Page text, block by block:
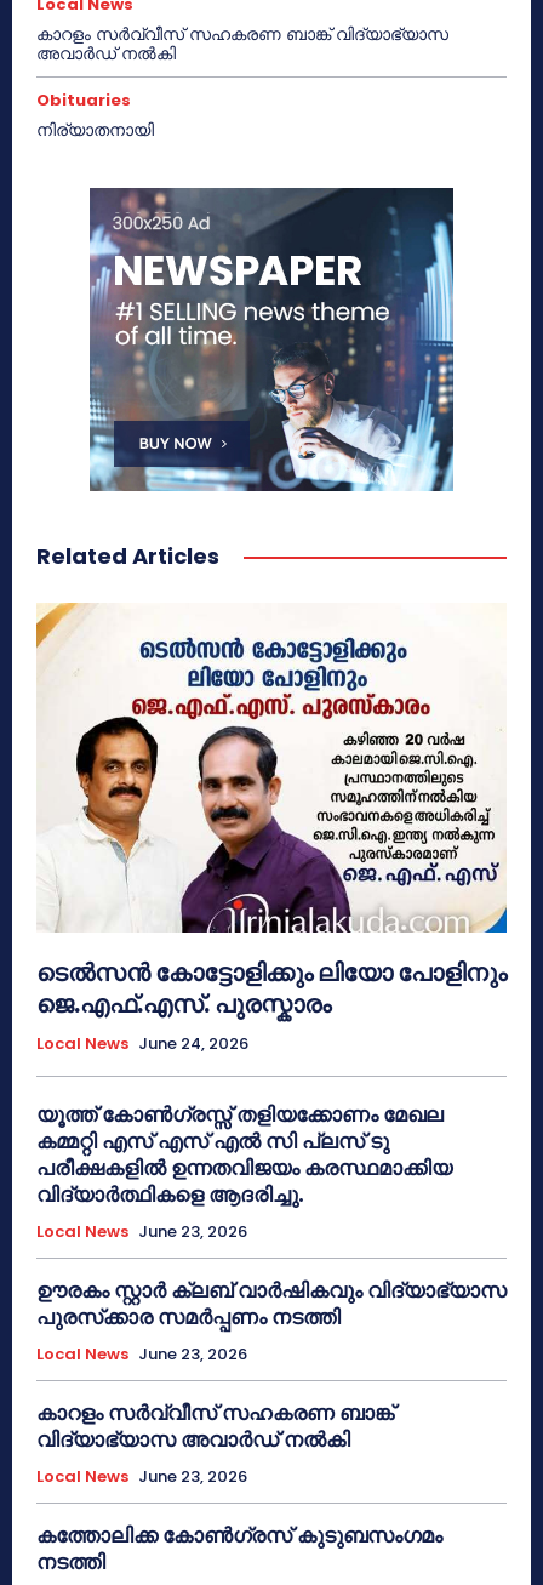
Local News
കാറളം സർവ്വീസ് സഹകരണ ബാങ്ക് വിദ്യാഭ്യാസ
അവാർഡ് നൽകി
Obituaries
നിര്യാതനായി
Related Articles
ടെൽസൻ കോട്ടോളിക്കും ലിയോ പോളിനും
ജെ.എഫ്.എസ്. പുരസ്കാരം
Local News June 24, 2026
യൂത്ത് കോൺഗ്രസ്സ് തളിയക്കോണം മേഖല
കമ്മറ്റി എസ് എസ് എൽ സി പ്ലസ് ടു
പരീക്ഷകളിൽ ഉന്നതവിജയം കരസ്ഥമാക്കിയ
വിദ്യാർത്ഥികളെ ആദരിച്ചു.
Local News June 23, 2026
ഊരകം സ്റ്റാർ ക്ലബ് വാർഷികവും വിദ്യാഭ്യാസ
പുരസ്‌ക്കാര സമർപ്പണം നടത്തി
Local News June 23, 2026
കാറളം സർവ്വീസ് സഹകരണ ബാങ്ക്
വിദ്യാഭ്യാസ അവാർഡ് നൽകി
Local News June 23, 2026
കത്തോലിക്ക കോൺഗ്രസ് കുടുബസംഗമം
നടത്തി